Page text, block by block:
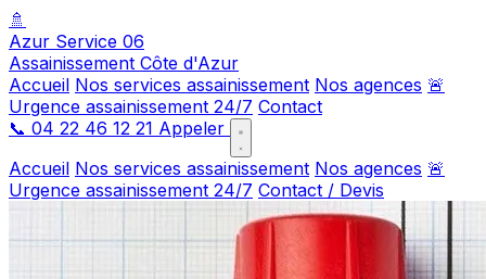
🚿
Azur Service 06
Assainissement Côte d'Azur
Accueil Nos services assainissement Nos agences 🚨
Urgence assainissement 24/7 Contact
📞 04 22 46 12 21 Appeler
Accueil Nos services assainissement Nos agences 🚨
Urgence assainissement 24/7 Contact / Devis